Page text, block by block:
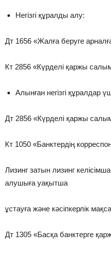
Негізгі құралды алу:
Дт 1656 «Жалға беруге
Кт 2856 «Күрделі қаржы
Алынған негізгі құралдар
Дт 2856 «Күрделі қаржы
Кт 1050 «Банктердің
Лизинг затын лизинг
алушыға уақытша
ұстауға және кәсіпкерлік
Дт 1305 «Басқа банктерге